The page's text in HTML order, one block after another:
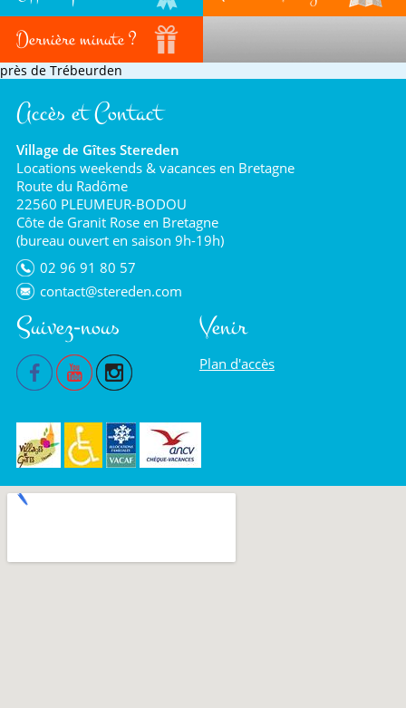
Dernière minute ?
près de Trébeurden
Accès et Contact
Village de Gîtes Stereden
Locations weekends & vacances en Bretagne
Route du Radôme
22560 PLEUMEUR-BODOU
Côte de Granit Rose en Bretagne
(bureau ouvert en saison 9h-19h)
02 96 91 80 57
contact@stereden.com
Suivez-nous Venir
Plan d'accès